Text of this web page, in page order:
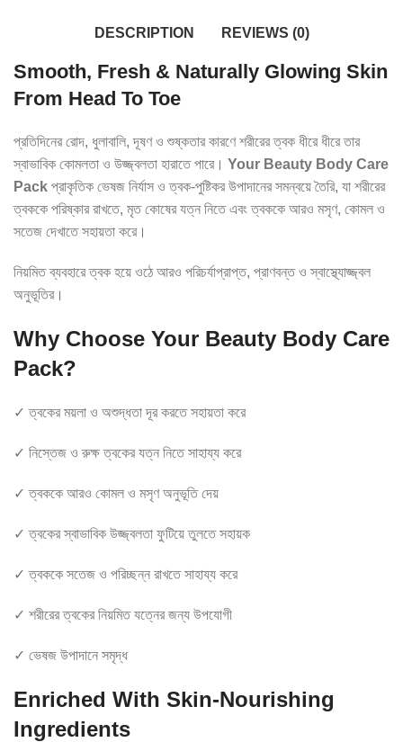
DESCRIPTION REVIEWS (0)
Smooth, Fresh & Naturally Glowing Skin
From Head To Toe
প্রতিদিনের রোদ, ধুলাবালি, দূষণ ও শুষ্কতার কারণে শরীরের ত্বক ধীরে ধীরে তার
স্বাভাবিক কোমলতা ও উজ্জ্বলতা হারাতে পারে। Your Beauty Body Care
Pack প্রাকৃতিক ভেষজ নির্যাস ও ত্বক-পুষ্টিকর উপাদানের সমন্বয়ে তৈরি, যা শরীরের
ত্বককে পরিষ্কার রাখতে, মৃত কোষের যত্ন নিতে এবং ত্বককে আরও মসৃণ, কোমল ও
সতেজ দেখাতে সহায়তা করে।
নিয়মিত ব্যবহারে ত্বক হয়ে ওঠে আরও পরিচর্যাপ্রাপ্ত, প্রাণবন্ত ও স্বাস্থ্যোজ্জ্বল
অনুভূতির।
Why Choose Your Beauty Body Care
Pack?
✓ ত্বকের ময়লা ও অশুদ্ধতা দূর করতে সহায়তা করে
✓ নিস্তেজ ও রুক্ষ ত্বকের যত্ন নিতে সাহায্য করে
✓ ত্বককে আরও কোমল ও মসৃণ অনুভূতি দেয়
✓ ত্বকের স্বাভাবিক উজ্জ্বলতা ফুটিয়ে তুলতে সহায়ক
✓ ত্বককে সতেজ ও পরিচ্ছন্ন রাখতে সাহায্য করে
✓ শরীরের ত্বকের নিয়মিত যত্নের জন্য উপযোগী
✓ ভেষজ উপাদানে সমৃদ্ধ
Enriched With Skin-Nourishing
Ingredients